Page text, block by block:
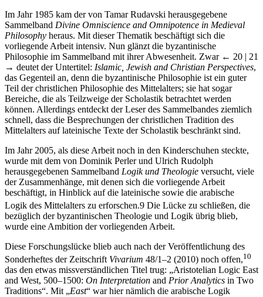
Im Jahr 1985 kam der von Tamar Rudavski herausgegebene
Sammelband Divine Omniscience and Omnipotence in Medieval
Philosophy heraus. Mit dieser Thematik beschäftigt sich die
vorliegende Arbeit intensiv. Nun glänzt die byzantinische
Philosophie im Sammelband mit ihrer Abwesenheit. Zwar ← 20 | 21
→ deutet der Untertitel: Islamic, Jewish and Christian Perspectives,
das Gegenteil an, denn die byzantinische Philosophie ist ein guter
Teil der christlichen Philosophie des Mittelalters; sie hat sogar
Bereiche, die als Teilzweige der Scholastik betrachtet werden
können. Allerdings entdeckt der Leser des Sammelbandes ziemlich
schnell, dass die Besprechungen der christlichen Tradition des
Mittelalters auf lateinische Texte der Scholastik beschränkt sind.
Im Jahr 2005, als diese Arbeit noch in den Kinderschuhen steckte,
wurde mit dem von Dominik Perler und Ulrich Rudolph
herausgegebenen Sammelband Logik und Theologie versucht, viele
der Zusammenhänge, mit denen sich die vorliegende Arbeit
beschäftigt, in Hinblick auf die lateinische sowie die arabische
Logik des Mittelalters zu erforschen.9 Die Lücke zu schließen, die
bezüglich der byzantinischen Theologie und Logik übrig blieb,
wurde eine Ambition der vorliegenden Arbeit.
Diese Forschungslücke blieb auch nach der Veröffentlichung des
Sonderheftes der Zeitschrift Vivarium 48/1–2 (2010) noch offen,10
das den etwas missverständlichen Titel trug: „Aristotelian Logic East
and West, 500–1500: On Interpretation and Prior Analytics in Two
Traditions“. Mit „East“ war hier nämlich die arabische Logik